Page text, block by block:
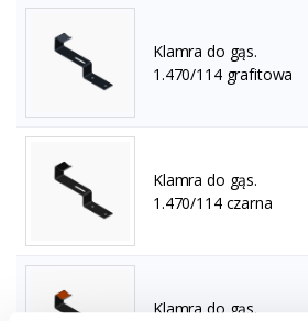
Klamra do gąs.
1.470/114 grafitowa
Klamra do gąs.
1.470/114 czarna
Klamra do gąs.